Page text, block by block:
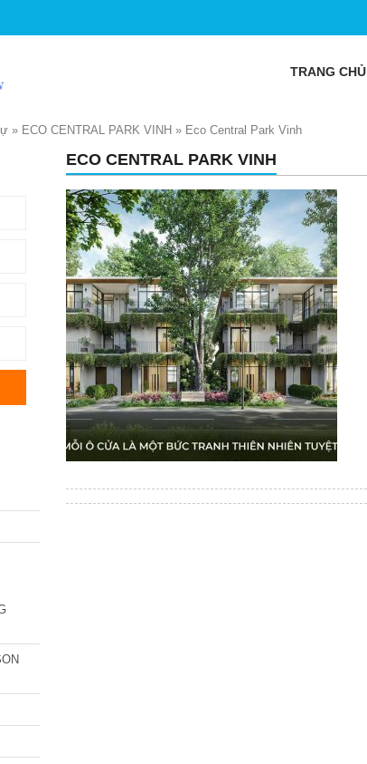
TRANG CHỦ
» ECO CENTRAL PARK VINH » Eco Central Park Vinh
ECO CENTRAL PARK VINH